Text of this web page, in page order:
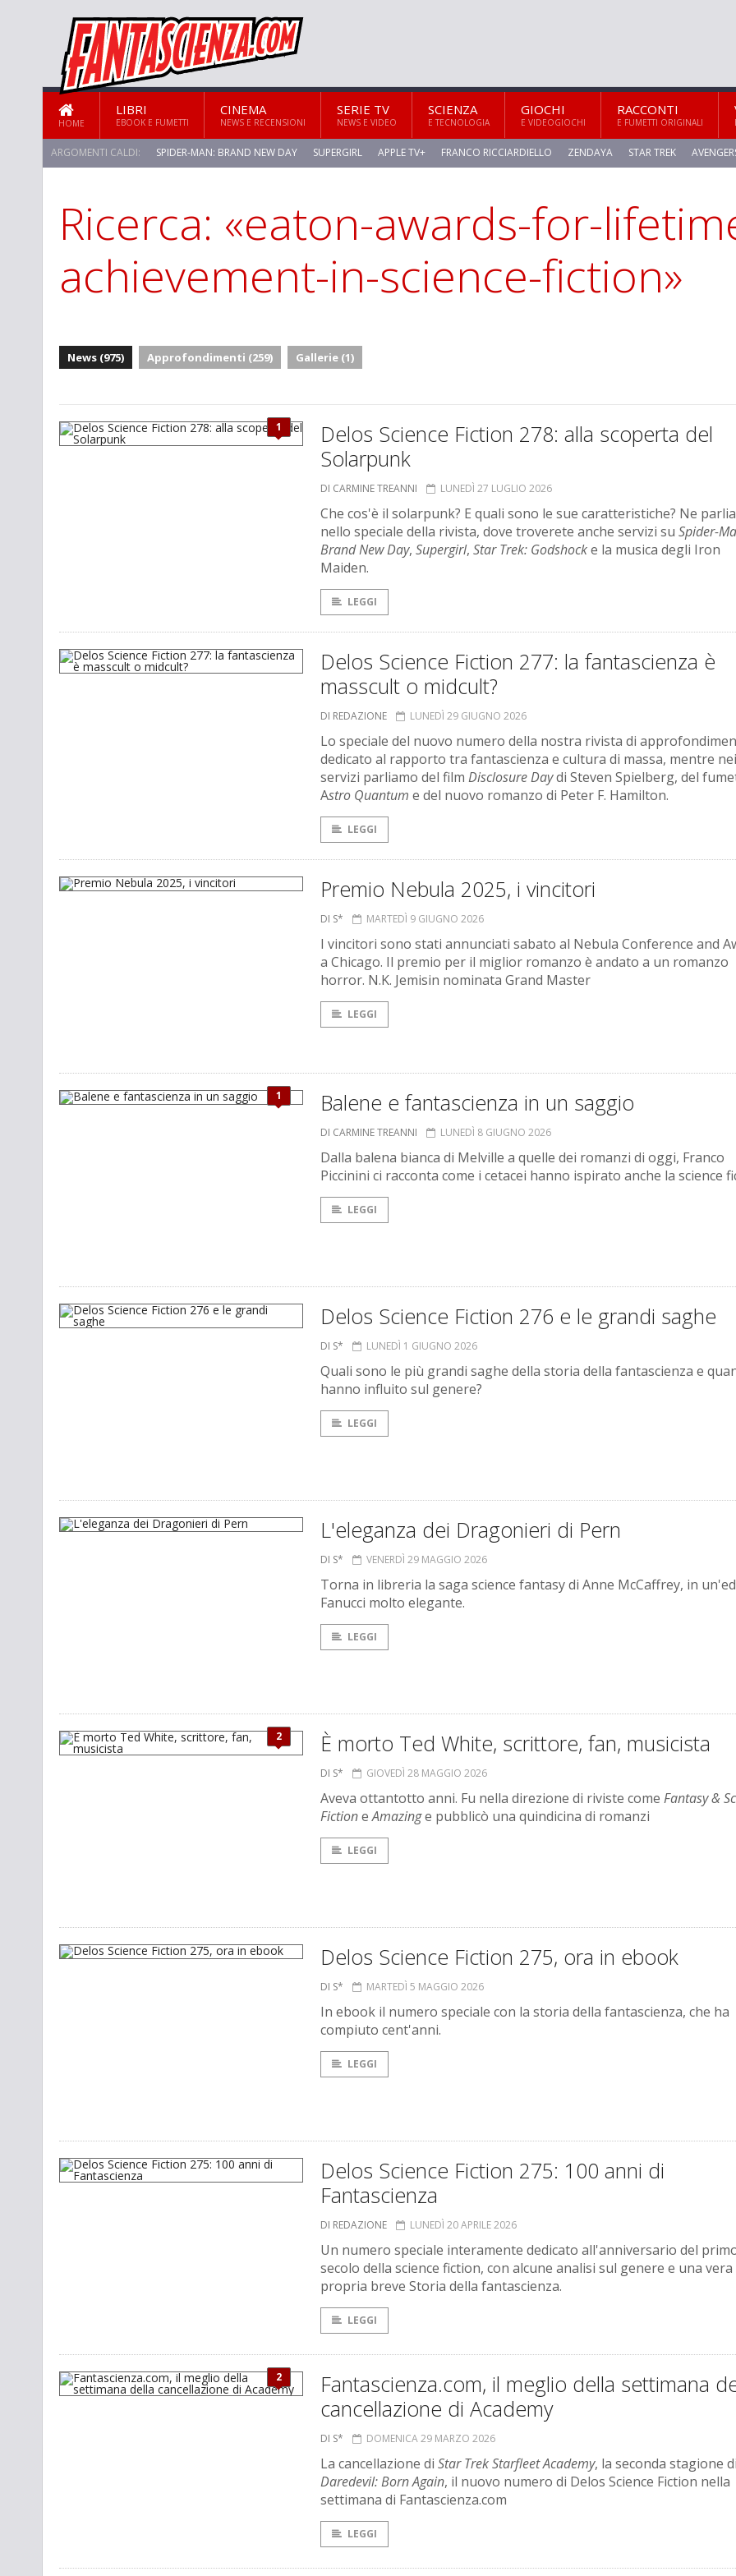
HOME
LIBRI
EBOOK E FUMETTI
CINEMA
NEWS E RECENSIONI
SERIE TV
NEWS E VIDEO
SCIENZA
E TECNOLOGIA
GIOCHI
E VIDEOGIOCHI
RACCONTI
E FUMETTI ORIGINALI
ARGOMENTI CALDI: SPIDER-MAN: BRAND NEW DAY SUPERGIRL APPLE TV+ FRANCO RICCIARDIELLO ZENDAYA STAR TREK
STAR TREK: STRANGE NEW WORLDS
Ricerca: «eaton-awards-for-
achievement-in-science-fiction»
News (975) Approfondimenti (259) Gallerie (1)
1
Delos Science Fiction 278: alla scoperta del
Solarpunk
DI CARMINE TREANNI LUNEDÌ 27 LUGLIO 2026
Che cos'è il solarpunk? E quali sono le sue caratteristiche? Ne
nello speciale della rivista, dove troverete anche servizi su Spider-
Brand New Day, Supergirl, Star Trek: Godshocke la musica degli Iron
Maiden.
LEGGI
Delos Science Fiction 277: la fantascienza è
masscult o midcult?
DI REDAZIONE LUNEDÌ 29 GIUGNO 2026
Lo speciale del nuovo numero della nostra rivista di
dedicato al rapporto tra fantascienza e cultura di massa, mentre nei
servizi parliamo del film Disclosure Daydi Steven Spielberg, del
Astro Quantum e del nuovo romanzo di Peter F. Hamilton.
LEGGI
Premio Nebula 2025, i vincitori
DI S* MARTEDÌ 9 GIUGNO 2026
I vincitori sono stati annunciati sabato al Nebula Conference and
a Chicago. Il premio per il miglior romanzo è andato a un romanzo
horror. N.K. Jemisin nominata Grand Master
LEGGI
1 Balene e fantascienza in un saggio
DI CARMINE TREANNI LUNEDÌ 8 GIUGNO 2026
Dalla balena bianca di Melville a quelle dei romanzi di oggi, Franco
Piccinini ci racconta come i cetacei hanno ispirato anche la science
LEGGI
Delos Science Fiction 276 e le grandi saghe
DI S* LUNEDÌ 1 GIUGNO 2026
Quali sono le più grandi saghe della storia della fantascienza e
hanno influito sul genere?
LEGGI
L'eleganza dei Dragonieri di Pern
DI S* VENERDÌ 29 MAGGIO 2026
Torna in libreria la saga science fantasy di Anne McCaffrey, in
Fanucci molto elegante.
LEGGI
2 È morto Ted White, scrittore, fan, musicista
DI S* GIOVEDÌ 28 MAGGIO 2026
Aveva ottantotto anni. Fu nella direzione di riviste come Fantasy &
FictioneAmazinge pubblicò una quindicina di romanzi
LEGGI
Delos Science Fiction 275, ora in ebook
DI S* MARTEDÌ 5 MAGGIO 2026
In ebook il numero speciale con la storia della fantascienza, che ha
compiuto cent'anni.
LEGGI
Delos Science Fiction 275: 100 anni di
Fantascienza
DI REDAZIONE LUNEDÌ 20 APRILE 2026
Un numero speciale interamente dedicato all'anniversario del
secolo della science fiction, con alcune analisi sul genere e una vera
propria breve Storia della fantascienza.
LEGGI
2
Fantascienza.com, il meglio della settimana
cancellazione di Academy
DI S* DOMENICA 29 MARZO 2026
La cancellazione di Star Trek Starfleet Academy, la seconda stagione di
Daredevil: Born Again, il nuovo numero di Delos Science Fiction nella
settimana di Fantascienza.com
LEGGI